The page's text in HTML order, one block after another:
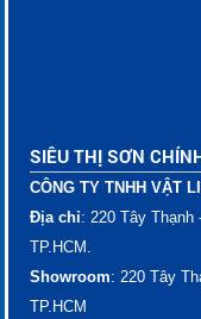
SIÊU THỊ SƠN
CÔNG TY TNHH VẬT
Địa chỉ: 220 Tây Thạnh
TP.HCM.
Showroom: 220 Tây
TP.HCM